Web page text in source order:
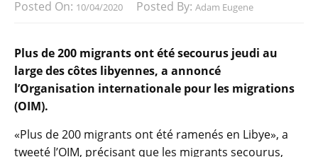
Posted On: 10/04/2020 Posted By: Adam Eugene
Plus de 200 migrants ont été secourus jeudi au
large des côtes libyennes, a annoncé
l’Organisation internationale pour les migrations
(OIM).
«Plus de 200 migrants ont été ramenés en Libye», a
tweeté l’OIM, précisant que les migrants secourus,